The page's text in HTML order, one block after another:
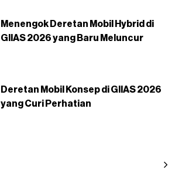
Menengok Deretan Mobil Hybrid di
GIIAS 2026 yang Baru Meluncur
Deretan Mobil Konsep di GIIAS 2026
yang Curi Perhatian